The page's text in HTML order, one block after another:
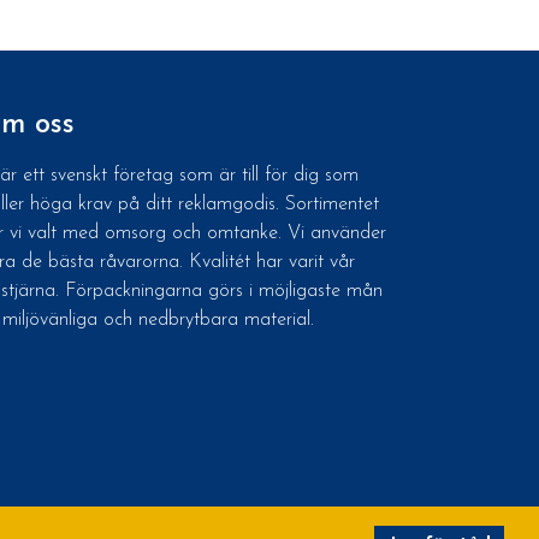
oss
ett svenskt företag som är till för dig som
höga krav på ditt reklamgodis. Sortimentet
vi valt med omsorg och omtanke. Vi använder
de bästa råvarorna. Kvalitét har varit vår
Förpackningarna görs i möjligaste mån
och nedbrytbara material.